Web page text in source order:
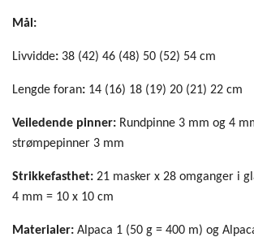
Mål:
Livvidde: 38 (42) 46 (48) 50 (52) 54 cm
Lengde foran: 14 (16) 18 (19) 20 (21) 22 cm
Veiledende pinner: Rundpinne 3 mm og 4
strømpepinner 3 mm
Strikkefasthet: 21 masker x 28 omganger i
4 mm = 10 x 10 cm
Materialer: Alpaca 1 (50 g = 400 m) og